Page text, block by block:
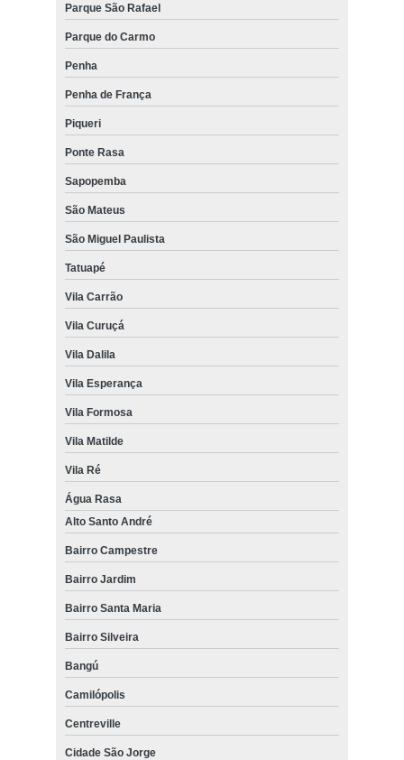
Parque São Rafael
Parque do Carmo
Penha
Penha de França
Piqueri
Ponte Rasa
Sapopemba
São Mateus
São Miguel Paulista
Tatuapé
Vila Carrão
Vila Curuçá
Vila Dalila
Vila Esperança
Vila Formosa
Vila Matilde
Vila Ré
Água Rasa
Alto Santo André
Bairro Campestre
Bairro Jardim
Bairro Santa Maria
Bairro Silveira
Bangú
Camilópolis
Centreville
Cidade São Jorge